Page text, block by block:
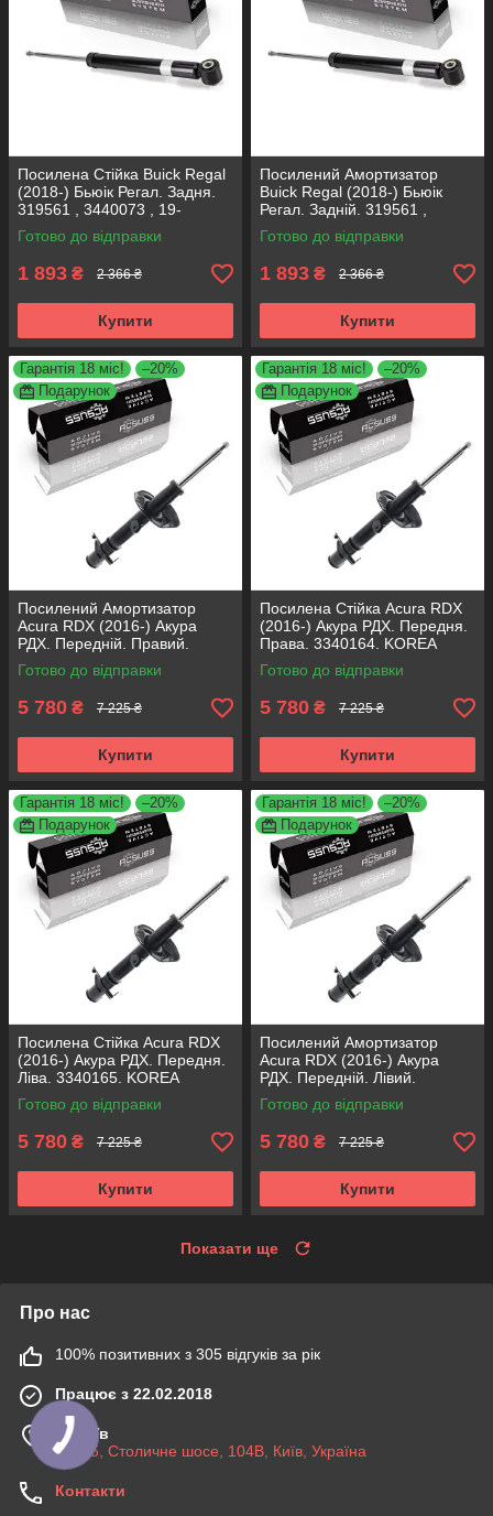
Посилена Стійка Buick Regal
(2018-) Бьюік Регал. Задня.
319561 , 3440073 , 19-
280615. KOREA Аксусс!
Готово до відправки
1 893 ₴ 2 366 ₴
Купити
Посилений Амортизатор
Buick Regal (2018-) Бьюік
Регал. Задній. 319561 ,
3440073 , 19-280615. KOREA
Аксусс!
Готово до відправки
1 893 ₴ 2 366 ₴
Купити
Гарантія 18 міс!
–20%
Подарунок
Посилений Амортизатор
Acura RDX (2016-) Акура
РДХ. Передній. Правий.
3340164. KOREA Аксусс!
Готово до відправки
5 780 ₴ 7 225 ₴
Купити
Гарантія 18 міс!
–20%
Подарунок
Посилена Стійка Acura RDX
(2016-) Акура РДХ. Передня.
Права. 3340164. KOREA
Аксусс!
Готово до відправки
5 780 ₴ 7 225 ₴
Купити
Гарантія 18 міс!
–20%
Подарунок
Посилена Стійка Acura RDX
(2016-) Акура РДХ. Передня.
Ліва. 3340165. KOREA
Аксусс!
Готово до відправки
5 780 ₴ 7 225 ₴
Купити
Гарантія 18 міс!
–20%
Подарунок
Посилений Амортизатор
Acura RDX (2016-) Акура
РДХ. Передній. Лівий.
3340165. KOREA Аксусс!
Готово до відправки
5 780 ₴ 7 225 ₴
Купити
Показати ще
Про нас
100% позитивних з 305 відгуків за рік
Працює з 22.02.2018
м. Київ
03045, Столичне шосе, 104B, Київ, Україна
Контакти